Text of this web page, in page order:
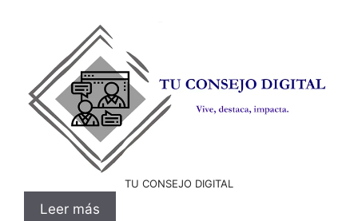
TU CONSEJO DIGITAL
Leer más